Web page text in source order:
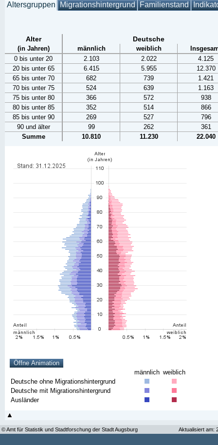
Altersgruppen Migrationshintergrund Familienstand
Alter Deutsche
(in Jahren) männlich weiblich
0 bis unter 20
2.103 2.022
4.125
20 bis unter 65
6.415 5.955
12.370
65 bis unter 70
682 739
1.421
70 bis unter 75
524 639
1.163
75 bis unter 80
366 572
938
80 bis unter 85
352 514
866
85 bis unter 90
269 527
796
90 und älter
99 262
361
Summe
10.810 11.230 22.040
männlich weiblich
Deutsche ohne Migrationshintergrund
Deutsche mit Migrationshintergrund
Ausländer
© Amt für Statistik und Stadtforschung der Stadt Augsburg Aktualisiert am: